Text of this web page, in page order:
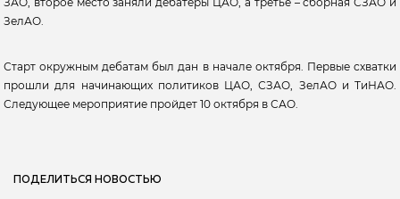
ЗелАО.
Старт окружным дебатам был дан в начале октября. Первые схватки
прошли для начинающих политиков ЦАО, СЗАО, ЗелАО и ТиНАО.
Следующее мероприятие пройдет 10 октября в САО.
ПОДЕЛИТЬСЯ НОВОСТЬЮ